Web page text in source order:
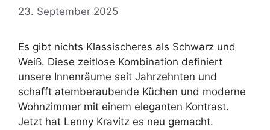
23. September 2025
Es gibt nichts Klassischeres als Schwarz und
Weiß. Diese zeitlose Kombination definiert
unsere Innenräume seit Jahrzehnten und
schafft atemberaubende Küchen und moderne
Wohnzimmer mit einem eleganten Kontrast.
Jetzt hat Lenny Kravitz es neu gemacht.